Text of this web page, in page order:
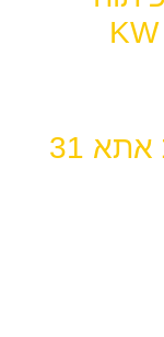
קרן היסוד דר נדל"ן קריית אתא 31